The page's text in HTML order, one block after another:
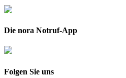
Die nora Notruf-App
Folgen Sie uns